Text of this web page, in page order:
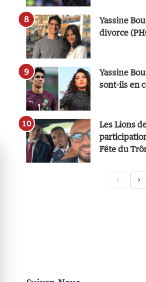
Yassine
divorce
Yassine
sont-ils en
Les Lions
Fête du
P